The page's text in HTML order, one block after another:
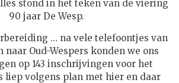
stond in het teken van de viering
90 jaar De Wesp.
… na vele telefoontjes van
naar Oud-Wespers konden we ons
op 143 inschrijvingen voor het
liep volgens plan met hier en daar